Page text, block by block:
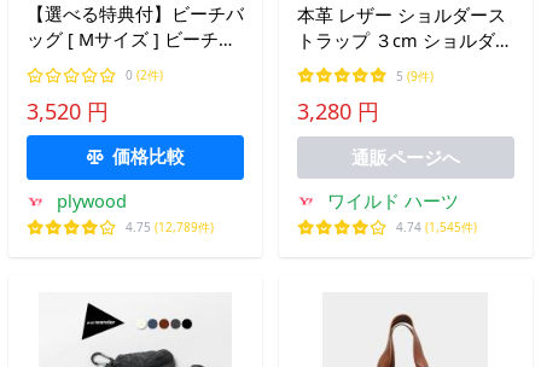
【選べる特典付】ビーチバ
ッグ [ Mサイズ ] ビーチバ
ック かご プールバッグ 大
人 トートバッグ バスケッ
ト かごバッグバスケット
大容量 大きめ 小さめ
0 (2件)
3,520 円
価格比較
plywood
4.75 (12,789件)
本革 レザー ショルダース
トラップ ３cm ショルダー
ベルト ストラップ 革 ブラ
ウン/ダークブラウン/ブラ
ック/茶色/黒 (ID st142r48)
5 (9件)
3,280 円
通販ページへ
ワイルド ハーツ
4.74 (1,545件)